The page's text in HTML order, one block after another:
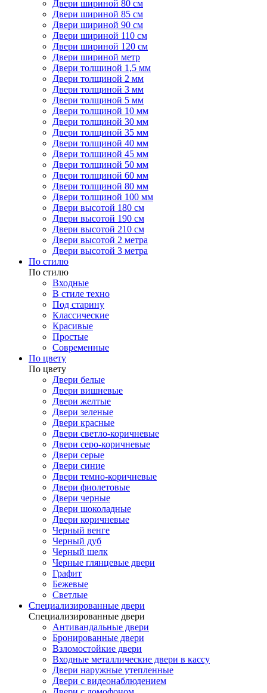
Двери шириной 80 см
Двери шириной 85 см
Двери шириной 90 см
Двери шириной 110 см
Двери шириной 120 см
Двери шириной метр
Двери толщиной 1,5 мм
Двери толщиной 2 мм
Двери толщиной 3 мм
Двери толщиной 5 мм
Двери толщиной 10 мм
Двери толщиной 30 мм
Двери толщиной 35 мм
Двери толщиной 40 мм
Двери толщиной 45 мм
Двери толщиной 50 мм
Двери толщиной 60 мм
Двери толщиной 80 мм
Двери толщиной 100 мм
Двери высотой 180 см
Двери высотой 190 см
Двери высотой 210 см
Двери высотой 2 метра
Двери высотой 3 метра
По стилю
По стилю
Входные
В стиле техно
Под старину
Классические
Красивые
Простые
Современные
По цвету
По цвету
Двери белые
Двери вишневые
Двери желтые
Двери зеленые
Двери красные
Двери светло-коричневые
Двери серо-коричневые
Двери серые
Двери синие
Двери темно-коричневые
Двери фиолетовые
Двери черные
Двери шоколадные
Двери коричневые
Черный венге
Черный дуб
Черный шелк
Черные глянцевые двери
Графит
Бежевые
Светлые
Специализированные двери
Специализированные двери
Антивандальные двери
Бронированные двери
Взломостойкие двери
Входные металлические двери в кассу
Двери наружные утепленные
Двери с видеонаблюдением